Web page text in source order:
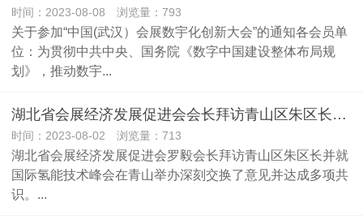
时间：2023-08-08 浏览量：793
关于参加“中国(武汉）会展数宇化创新大会”的通知各会员单
位：为贯彻中共中央、国务院《数字中国建设整体布局规
划》，推动数宇...
湖北省会展经济发展促进会会长拜访青山区朱区长并开展交流活动
时间：2023-08-02 浏览量：713
湖北省会展经济发展促进会罗毅会长拜访青山区朱区长并就
国际氢能技术峰会在青山举办深刻交换了意见并达成多项共
识。...